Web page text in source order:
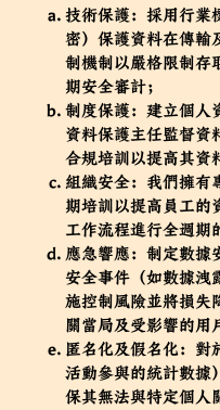
技術保護：採用行業
密）保護資料在傳輸
制機制以嚴格限制存
期安全審計；
制度保護：建立個人
資料保護主任監督資
合規培訓以提高其資
組織安全：我們擁有
期培訓以提高員工的
工作流程進行全週期
應急響應：制定數據
安全事件（如數據洩
施控制風險並將損失
關當局及受影響的用
匿名化及假名化：對
活動參與的統計數據
保其無法與特定個人